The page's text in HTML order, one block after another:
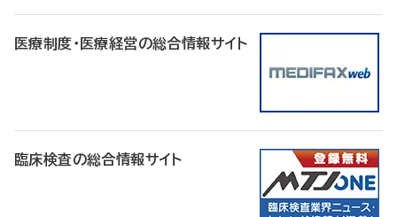
医療制度・医療経営の総合情報サイト
臨床検査の総合情報サイト